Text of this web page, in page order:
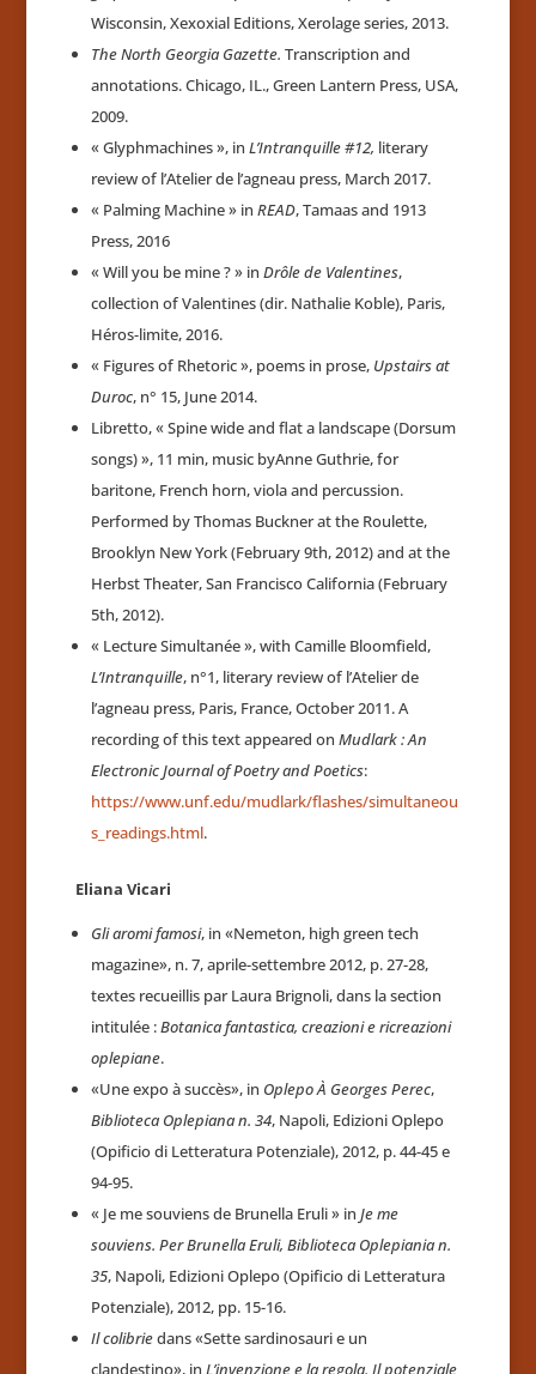
Wisconsin, Xexoxial Editions, Xerolage series, 2013.
The North Georgia Gazette. Transcription and
annotations. Chicago, IL., Green Lantern Press, USA,
2009.
« Glyphmachines », in L’Intranquille #12, literary
review of l’Atelier de l’agneau press, March 2017.
« Palming Machine » in READ, Tamaas and 1913
Press, 2016
« Will you be mine ? » in Drôle de Valentines,
collection of Valentines (dir. Nathalie Koble), Paris,
Héros-limite, 2016.
« Figures of Rhetoric », poems in prose, Upstairs at
Duroc, n° 15, June 2014.
Libretto, « Spine wide and flat a landscape (Dorsum
songs) », 11 min, music byAnne Guthrie, for
baritone, French horn, viola and percussion.
Performed by Thomas Buckner at the Roulette,
Brooklyn New York (February 9th, 2012) and at the
Herbst Theater, San Francisco California (February
5th, 2012).
« Lecture Simultanée », with Camille Bloomfield,
L’Intranquille, n°1, literary review of l’Atelier de
l’agneau press, Paris, France, October 2011. A
recording of this text appeared on Mudlark : An
Electronic Journal of Poetry and Poetics:
https://www.unf.edu/mudlark/flashes/simultaneou
s_readings.html.
Eliana Vicari
Gli aromi famosi, in «Nemeton, high green tech
magazine», n. 7, aprile-settembre 2012, p. 27-28,
textes recueillis par Laura Brignoli, dans la section
intitulée :Botanica fantastica, creazioni e ricreazioni
oplepiane.
«Une expo à succès», in Oplepo À Georges Perec,
Biblioteca Oplepiana n. 34, Napoli, Edizioni Oplepo
(Opificio di Letteratura Potenziale), 2012, p. 44-45 e
94-95.
« Je me souviens de Brunella Eruli » in Je me
souviens. Per Brunella Eruli, Biblioteca Oplepiania n.
35, Napoli, Edizioni Oplepo (Opificio di Letteratura
Potenziale), 2012, pp. 15-16.
Il colibriedans «Sette sardinosauri e un
clandestino», in L’invenzione e la regola. Il potenziale